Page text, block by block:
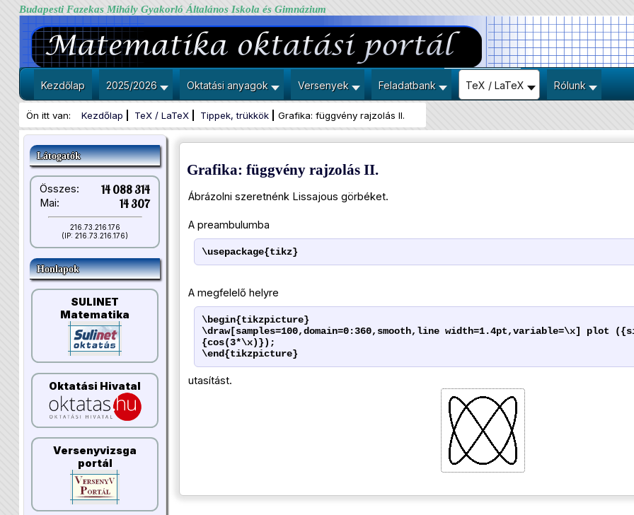
Budapesti Fazekas Mihály Gyakorló Általános Iskola és Gimnázium
Kezdőlap 2025/2026 Oktatási anyagok Versenyek Feladatbank TeX / LaTeX Rólunk
Ön itt van: Kezdőlap TeX / LaTeX Tippek, trükkök Grafika: függvény rajzolás II.
Látogatók
Összes: 14 088 314
Mai: 14 307
216.73.216.176
(IP: 216.73.216.176)
Honlapok
SULINET
Matematika
Oktatási Hivatal
Versenyvizsga
portál
Grafika: függvény rajzolás II.
Ábrázolni szeretnénk Lissajous görbéket.
A preambulumba
\usepackage{tikz}
A megfelelő helyre
\begin{tikzpicture}
\draw[samples=100,domain=0:360,smooth,line width=1.4pt,variable=\x] plot
{cos(3*\x)});
\end{tikzpicture}
utasítást.